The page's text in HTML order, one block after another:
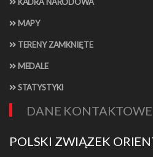
KADRA NARODOWA
MAPY
TERENY ZAMKNIĘTE
MEDALE
STATYSTYKI
DANE KONTAKTOWE
POLSKI ZWIĄZEK